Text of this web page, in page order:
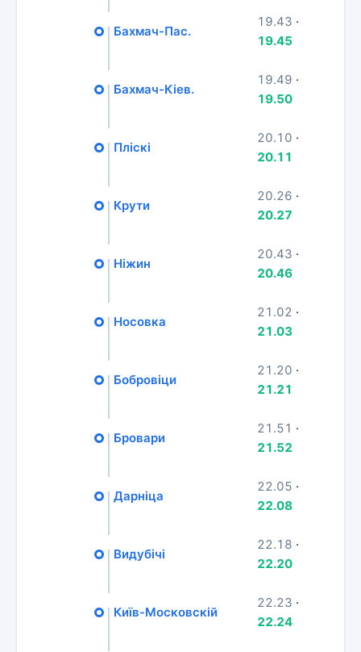
Бахмач-Пас.
19.43 ·
19.45
Бахмач-Кіев.
19.49 ·
19.50
Пліскі
20.10 ·
20.11
Крути
20.26 ·
20.27
Ніжин
20.43 ·
20.46
Носовка
21.02 ·
21.03
Бобровіци
21.20 ·
21.21
Бровари
21.51 ·
21.52
Дарніца
22.05 ·
22.08
Видубічі
22.18 ·
22.20
Київ-Московскій
22.23 ·
22.24